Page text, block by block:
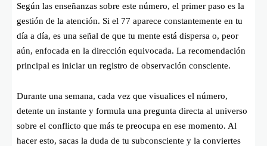
Según las enseñanzas sobre este número, el primer paso es la
gestión de la atención. Si el 77 aparece constantemente en tu
día a día, es una señal de que tu mente está dispersa o, peor
aún, enfocada en la dirección equivocada. La recomendación
principal es iniciar un registro de observación consciente.
Durante una semana, cada vez que visualices el número,
detente un instante y formula una pregunta directa al universo
sobre el conflicto que más te preocupa en ese momento. Al
hacer esto, sacas la duda de tu subconsciente y la conviertes